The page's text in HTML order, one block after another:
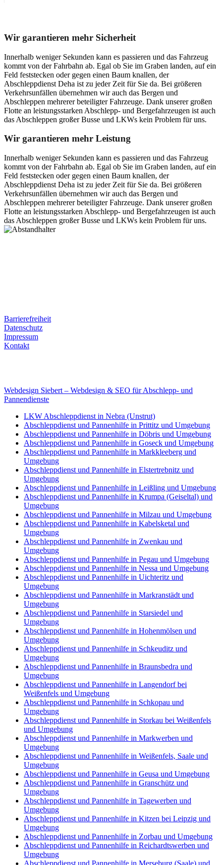
Wir garantieren mehr Sicherheit
Innerhalb weniger Sekunden kann es passieren und das Fahrzeug
kommt von der Fahrbahn ab. Egal ob Sie im Graben landen, auf ein
Feld feststecken oder gegen einen Baum knallen, der
Abschleppdienst Deha ist zu jeder Zeit für Sie da. Bei größeren
Verkehrsunfällen übernehmen wir auch das Bergen und
Abschleppen mehrerer beteiligter Fahrzeuge. Dank unserer großen
Flotte an leistungsstarken Abschlepp- und Bergefahrzeugen ist auch
das Abschleppen großer Busse und LKWs kein Problem für uns.
Wir garantieren mehr Leistung
Innerhalb weniger Sekunden kann es passieren und das Fahrzeug
kommt von der Fahrbahn ab. Egal ob Sie im Graben landen, auf ein
Feld feststecken oder gegen einen Baum knallen, der
Abschleppdienst Deha ist zu jeder Zeit für Sie da. Bei größeren
Verkehrsunfällen übernehmen wir auch das Bergen und
Abschleppen mehrerer beteiligter Fahrzeuge. Dank unserer großen
Flotte an leistungsstarken Abschlepp- und Bergefahrzeugen ist auch
das Abschleppen großer Busse und LKWs kein Problem für uns.
Barrierefreiheit
Datenschutz
Impressum
Kontakt
Webdesign Siebert – Webdesign & SEO für Abschlepp- und
Pannendienste
LKW Abschleppdienst in Nebra (Unstrut)
Abschleppdienst und Pannenhilfe in Prittitz und Umgebung
Abschleppdienst und Pannenhilfe in Döbris und Umgebung
Abschleppdienst und Pannenhilfe in Goseck und Umgebung
Abschleppdienst und Pannenhilfe in Markkleeberg und
Umgebung
Abschleppdienst und Pannenhilfe in Elstertrebnitz und
Umgebung
Abschleppdienst und Pannenhilfe in Leißling und Umgebung
Abschleppdienst und Pannenhilfe in Krumpa (Geiseltal) und
Umgebung
Abschleppdienst und Pannenhilfe in Milzau und Umgebung
Abschleppdienst und Pannenhilfe in Kabelsketal und
Umgebung
Abschleppdienst und Pannenhilfe in Zwenkau und
Umgebung
Abschleppdienst und Pannenhilfe in Pegau und Umgebung
Abschleppdienst und Pannenhilfe in Nessa und Umgebung
Abschleppdienst und Pannenhilfe in Uichteritz und
Umgebung
Abschleppdienst und Pannenhilfe in Markranstädt und
Umgebung
Abschleppdienst und Pannenhilfe in Starsiedel und
Umgebung
Abschleppdienst und Pannenhilfe in Hohenmölsen und
Umgebung
Abschleppdienst und Pannenhilfe in Schkeuditz und
Umgebung
Abschleppdienst und Pannenhilfe in Braunsbedra und
Umgebung
Abschleppdienst und Pannenhilfe in Langendorf bei
Weißenfels und Umgebung
Abschleppdienst und Pannenhilfe in Schkopau und
Umgebung
Abschleppdienst und Pannenhilfe in Storkau bei Weißenfels
und Umgebung
Abschleppdienst und Pannenhilfe in Markwerben und
Umgebung
Abschleppdienst und Pannenhilfe in Weißenfels, Saale und
Umgebung
Abschleppdienst und Pannenhilfe in Geusa und Umgebung
Abschleppdienst und Pannenhilfe in Granschütz und
Umgebung
Abschleppdienst und Pannenhilfe in Tagewerben und
Umgebung
Abschleppdienst und Pannenhilfe in Kitzen bei Leipzig und
Umgebung
Abschleppdienst und Pannenhilfe in Zorbau und Umgebung
Abschleppdienst und Pannenhilfe in Reichardtswerben und
Umgebung
Abschleppdienst und Pannenhilfe in Merseburg (Saale) und